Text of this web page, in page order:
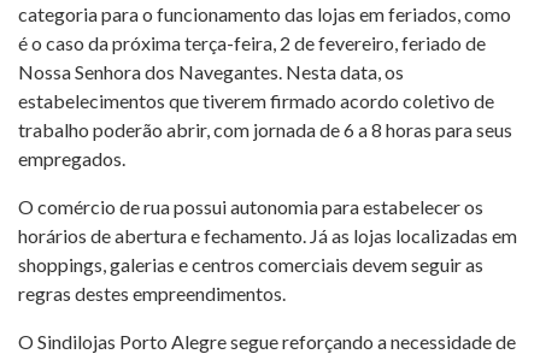
categoria para o funcionamento das lojas em feriados, como
é o caso da próxima terça-feira, 2 de fevereiro, feriado de
Nossa Senhora dos Navegantes. Nesta data, os
estabelecimentos que tiverem firmado acordo coletivo de
trabalho poderão abrir, com jornada de 6 a 8 horas para seus
empregados.
O comércio de rua possui autonomia para estabelecer os
horários de abertura e fechamento. Já as lojas localizadas em
shoppings, galerias e centros comerciais devem seguir as
regras destes empreendimentos.
O Sindilojas Porto Alegre segue reforçando a necessidade de